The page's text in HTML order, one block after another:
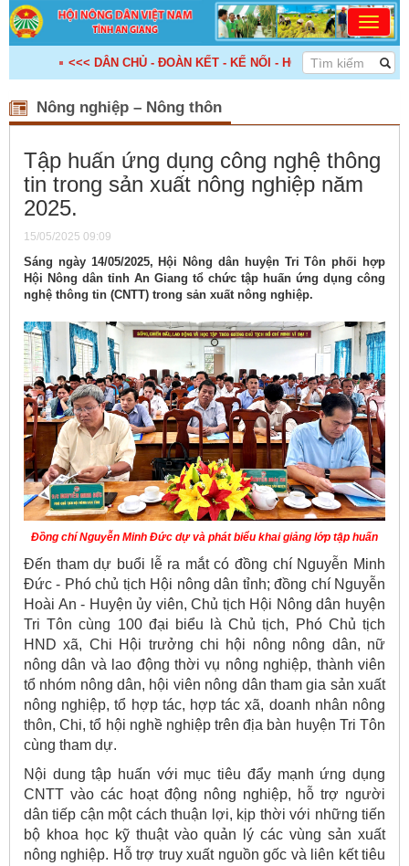
<<< DÂN CHỦ - ĐOÀN KẾT - KẾ NỐI - HỢP TÁC - PHÁT TRIỂN!
Nông nghiệp – Nông thôn
Tập huấn ứng dụng công nghệ thông
tin trong sản xuất nông nghiệp năm
2025.
15/05/2025 09:09
Sáng ngày 14/05/2025, Hội Nông dân huyện Tri Tôn phối hợp
Hội Nông dân tỉnh An Giang tổ chức tập huấn ứng dụng công
nghệ thông tin (CNTT) trong sản xuất nông nghiệp.
Đồng chí Nguyễn Minh Đức dự và phát biểu khai giảng lớp tập huấn
Đến tham dự buổi lễ ra mắt có đồng chí Nguyễn Minh
Đức - Phó chủ tịch Hội nông dân tỉnh; đồng chí Nguyễn
Hoài An - Huyện ủy viên, Chủ tịch Hội Nông dân huyện
Tri Tôn cùng 100 đại biểu là Chủ tịch, Phó Chủ tịch
HND xã, Chi Hội trưởng chi hội nông nông dân, nữ
nông dân và lao động thời vụ nông nghiệp, thành viên
tổ nhóm nông dân, hội viên nông dân tham gia sản xuất
nông nghiệp, tổ hợp tác, hợp tác xã, doanh nhân nông
thôn, Chi, tổ hội nghề nghiệp trên địa bàn huyện Tri Tôn
cùng tham dự.
Nội dung tập huấn với mục tiêu đẩy mạnh ứng dụng
CNTT vào các hoạt động nông nghiệp, hỗ trợ người
dân tiếp cận một cách thuận lợi, kịp thời với những tiến
bộ khoa học kỹ thuật vào quản lý các vùng sản xuất
nông nghiệp. Hỗ trợ truy xuất nguồn gốc và liên kết tiêu